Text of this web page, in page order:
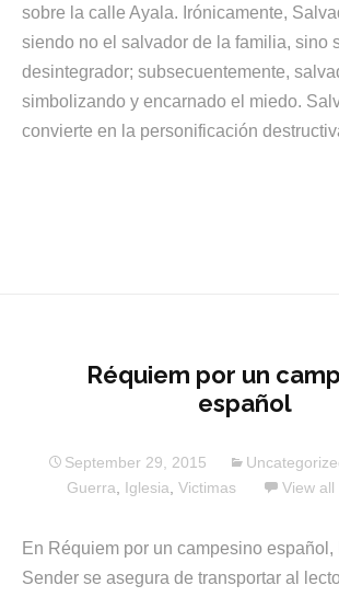
sobre la calle Ayala. Irónicamente,
siendo no el salvador de la familia, sino
desintegrador; subsecuentemente,
simbolizando y encarnado el miedo.
convierte en la personificación
Réquiem por un
español
September 29, 2015
Guerra
Iglesia Victimas View all
En Réquiem por un campesino español,
Sender se asegura de transportar al